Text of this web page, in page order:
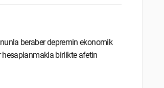
beraber depremin ekonomik
hesaplanmakla birlikte afetin